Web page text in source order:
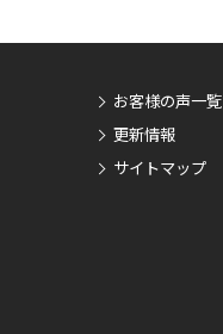
お客様の声一覧
更新情報
サイトマップ